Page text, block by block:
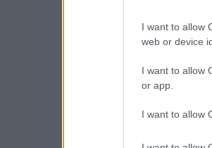
I want to allow
web or device
I want to allow
or app.
I want to allow
KÖZMONDÁS
ZAICZ GÁBOR